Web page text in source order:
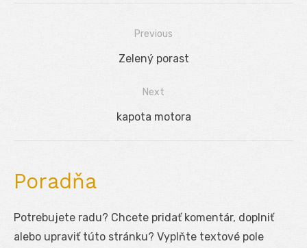
Previous
Previous
Zelený porast
Next
Next
kapota motora
Poradňa
Potrebujete radu? Chcete pridať komentár, doplniť
alebo upraviť túto stránku? Vyplňte textové pole